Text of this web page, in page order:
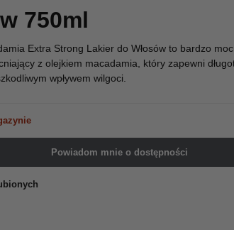
750ml
Extra Strong Lakier do Włosów to bardzo
z olejkiem macadamia, który zapewni
wpływem wilgoci.
Powiadom mnie o dostępności